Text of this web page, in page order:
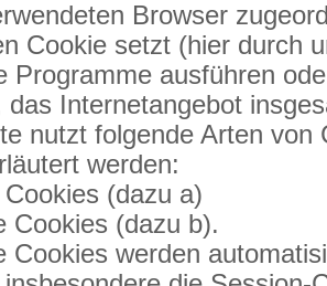
Browser
Cookie setzt (hier durch
Programme ausführen
das Internetangebot
nutzt folgende Arten
werden:
(dazu a)
Cookies (dazu b).
Cookies werden